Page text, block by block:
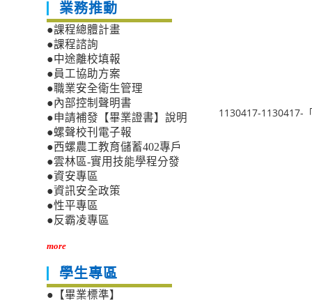
1130417-1130417-
業務推動
●課程總體計畫
●課程諮詢
●中途離校填報
●員工協助方案
●職業安全衛生管理
●內部控制聲明書
●申請補發【畢業證書】說明
●螺聲校刊電子報
●西螺農工教育儲蓄402專戶
●雲林區-實用技能學程分發
●資安專區
●資訊安全政策
●性平專區
●反霸凌專區
more
學生專區
●【畢業標準】